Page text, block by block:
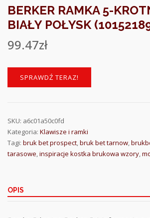
BERKER RAMKA 5-
BIAŁY POŁYSK
99.47zł
SPRAWDŹ TERAZ!
SKU: a6c01a50c0fd
Kategoria: Klawisze i ramki
Tagi: bruk bet prospect,bruk bet tarnow,
tarasowe,inspiracje kostka brukowa wzory,
OPIS